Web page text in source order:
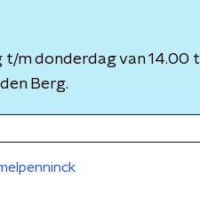
t/m donderdag van 14.00
Berg.